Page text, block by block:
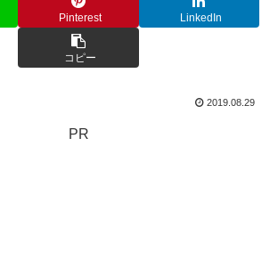
Pinterest LinkedIn
コピー
2019.08.29
PR